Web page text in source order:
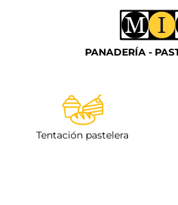
Tentación pastelera